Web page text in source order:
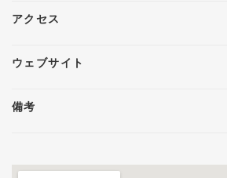
アクセス
ウェブサイト
備考